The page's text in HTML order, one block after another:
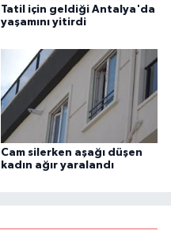
Tatil için geldiği Antalya'da
yaşamını yitirdi
Cam silerken aşağı düşen
kadın ağır yaralandı